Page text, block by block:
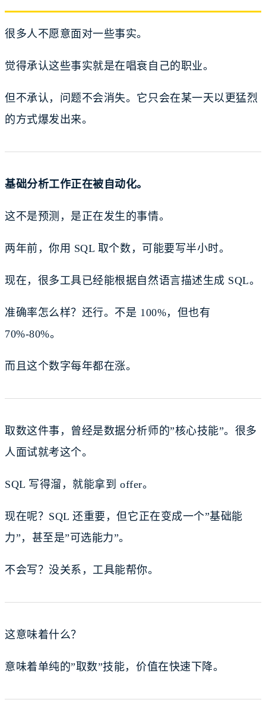
很多人不愿意面对一些事实。
觉得承认这些事实就是在唱衰自己的职业。
但不承认，问题不会消失。它只会在某一天以更猛烈
的方式爆发出来。
基础分析工作正在被自动化。
这不是预测，是正在发生的事情。
两年前，你用 SQL 取个数，可能要写半小时。
现在，很多工具已经能根据自然语言描述生成 SQL。
准确率怎么样？还行。不是 100%，但也有
70%-80%。
而且这个数字每年都在涨。
取数这件事，曾经是数据分析师的”核心技能”。很多
人面试就考这个。
SQL 写得溜，就能拿到 offer。
现在呢？SQL 还重要，但它正在变成一个”基础能
力”，甚至是”可选能力”。
不会写？没关系，工具能帮你。
这意味着什么？
意味着单纯的”取数”技能，价值在快速下降。